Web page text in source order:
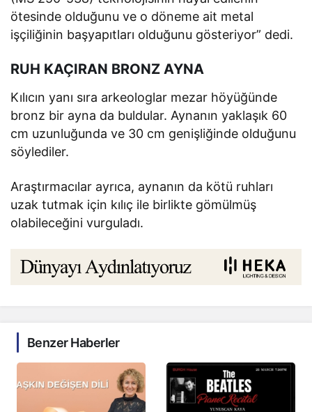
ötesinde olduğunu ve o döneme ait metal
işçiliğinin başyapıtları olduğunu gösteriyor” dedi.
RUH KAÇIRAN BRONZ AYNA
Kılıcın yanı sıra arkeologlar mezar höyüğünde
bronz bir ayna da buldular. Aynanın yaklaşık 60
cm uzunluğunda ve 30 cm genişliğinde olduğunu
söylediler.
Araştırmacılar ayrıca, aynanın da kötü ruhları
uzak tutmak için kılıç ile birlikte gömülmüş
olabileceğini vurguladı.
Benzer Haberler